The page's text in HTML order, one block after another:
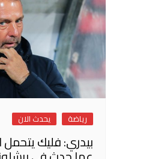
رياضة يحدث الان
بيدري: فليك